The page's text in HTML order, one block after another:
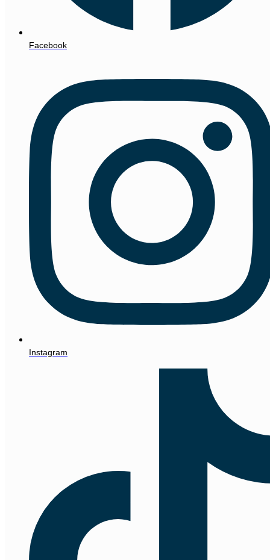
Facebook
Instagram